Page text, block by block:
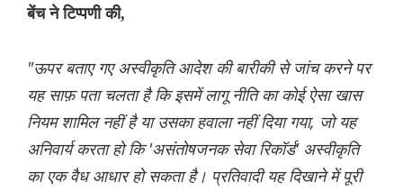
बेंच ने टिप्पणी की,
"ऊपर बताए गए अस्वीकृति आदेश की बारीकी से जांच करने पर
यह साफ़ पता चलता है कि इसमें लागू नीति का कोई ऐसा खास
नियम शामिल नहीं है या उसका हवाला नहीं दिया गया, जो यह
अनिवार्य करता हो कि 'असंतोषजनक सेवा रिकॉर्ड' अस्वीकृति
का एक वैध आधार हो सकता है। प्रतिवादी यह दिखाने में पूरी